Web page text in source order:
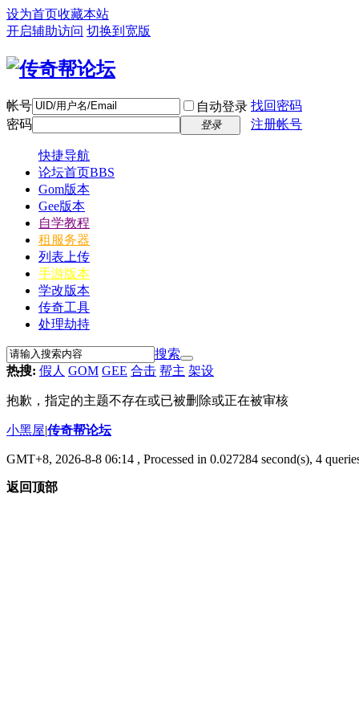
设为首页收藏本站
开启辅助访问 切换到宽版
帐号 自动登录 找回密码
密码
登录 注册帐号
快捷导航
论坛首页BBS
Gom版本
Gee版本
自学教程
租服务器
列表上传
手游版本
学改版本
传奇工具
处理劫持
搜索
热搜: 假人 GOM GEE 合击 帮主 架设
抱歉，指定的主题不存在或已被删除或正在被审核
小黑屋|传奇帮论坛
GMT+8, 2026-8-8 06:14 , Processed in 0.027284 second(s), 4
返回顶部